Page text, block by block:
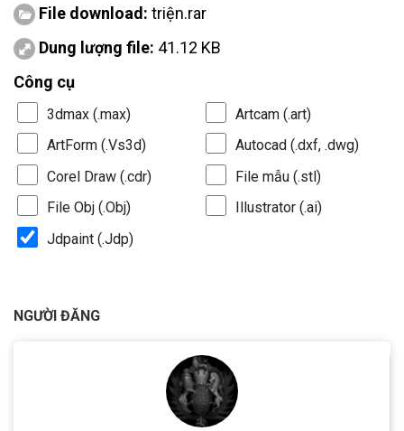
File download: triện.rar
Dung lượng file: 41.12 KB
Công cụ
3dmax (.max)
Artcam (.art)
ArtForm (.Vs3d)
Autocad (.dxf, .dwg)
Corel Draw (.cdr)
File mẫu (.stl)
File Obj (.Obj)
Illustrator (.ai)
Jdpaint (.Jdp)
NGƯỜI ĐĂNG